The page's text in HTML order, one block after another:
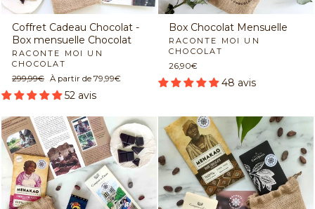
Coffret Cadeau Chocolat -
Box mensuelle Chocolat
RACONTE MOI UN
CHOCOLAT
Prix
régulier
299,99€ Prix
réduit
À partir de 79,99€
52 avis
Box Chocolat Mensuelle
RACONTE MOI UN
CHOCOLAT
26,90€
48 avis